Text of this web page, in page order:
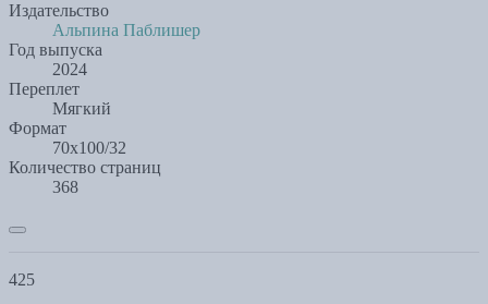
Издательство
Альпина Паблишер
Год выпуска
2024
Переплет
Мягкий
Формат
70x100/32
Количество страниц
368
425